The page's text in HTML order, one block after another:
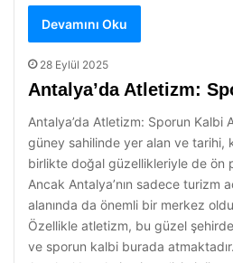
Devamını Oku
28 Eylül 2025
Antalya’da Atletizm:
Antalya’da Atletizm: Sporun Kalbi
güney sahilinde yer alan ve tarihi,
birlikte doğal güzellikleriyle de ön
Ancak Antalya’nın sadece turizm
alanında da önemli bir merkez
Özellikle atletizm, bu güzel
ve sporun kalbi burada